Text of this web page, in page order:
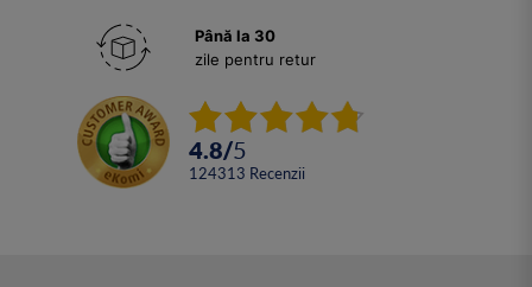
Până la 30
zile pentru retur
4.8/5
124313 Recenzii